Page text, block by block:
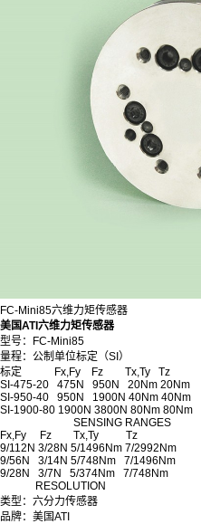
FC-Mini85六维力矩传感器
美国ATI六维力矩传感器
型号：FC-Mini85
量程：公制单位标定（SI）
标定 Fx,Fy Fz Tx,Ty Tz
SI-475-20 475N 950N 20Nm 20Nm
SI-950-40 950N 1900N 40Nm 40Nm
SI-1900-80 1900N 3800N 80Nm 80Nm
SENSING RANGES
Fx,Fy Fz Tx,Ty Tz
9/112N 3/28N 5/1496Nm 7/2992Nm
9/56N 3/14N 5/748Nm 7/1496Nm
9/28N 3/7N 5/374Nm 7/748Nm
RESOLUTION
类型：六分力传感器
品牌：美国ATI